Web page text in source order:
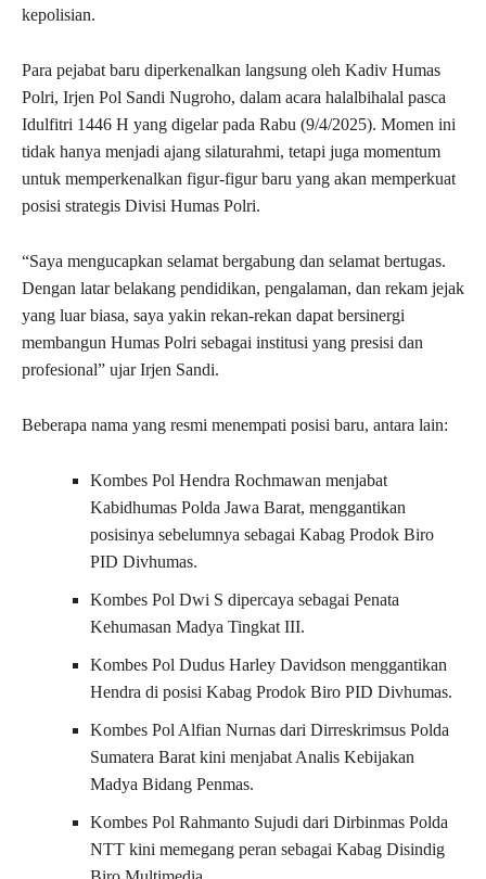
kepolisian.
Para pejabat baru diperkenalkan langsung oleh Kadiv Humas
Polri, Irjen Pol Sandi Nugroho, dalam acara halalbihalal pasca
Idulfitri 1446 H yang digelar pada Rabu (9/4/2025). Momen ini
tidak hanya menjadi ajang silaturahmi, tetapi juga momentum
untuk memperkenalkan figur-figur baru yang akan memperkuat
posisi strategis Divisi Humas Polri.
“Saya mengucapkan selamat bergabung dan selamat bertugas.
Dengan latar belakang pendidikan, pengalaman, dan rekam jejak
yang luar biasa, saya yakin rekan-rekan dapat bersinergi
membangun Humas Polri sebagai institusi yang presisi dan
profesional” ujar Irjen Sandi.
Beberapa nama yang resmi menempati posisi baru, antara lain:
Kombes Pol Hendra Rochmawan menjabat
Kabidhumas Polda Jawa Barat, menggantikan
posisinya sebelumnya sebagai Kabag Prodok Biro
PID Divhumas.
Kombes Pol Dwi S dipercaya sebagai Penata
Kehumasan Madya Tingkat III.
Kombes Pol Dudus Harley Davidson menggantikan
Hendra di posisi Kabag Prodok Biro PID Divhumas.
Kombes Pol Alfian Nurnas dari Dirreskrimsus Polda
Sumatera Barat kini menjabat Analis Kebijakan
Madya Bidang Penmas.
Kombes Pol Rahmanto Sujudi dari Dirbinmas Polda
NTT kini memegang peran sebagai Kabag Disindig